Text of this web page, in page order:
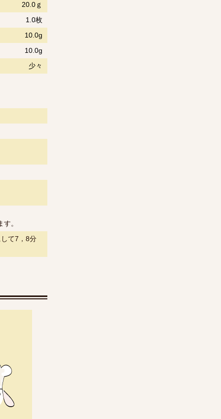
20.0ｇ
1.0枚
10.0g
10.0g
少々
。
て7，8分